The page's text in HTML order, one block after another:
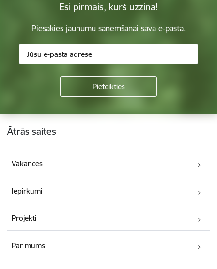
Esi pirmais, kurš uzzina!
Piesakies jaunumu saņemšanai savā e-pastā.
Kājene
Ātrās saites
Vakances
Iepirkumi
Projekti
Par mums